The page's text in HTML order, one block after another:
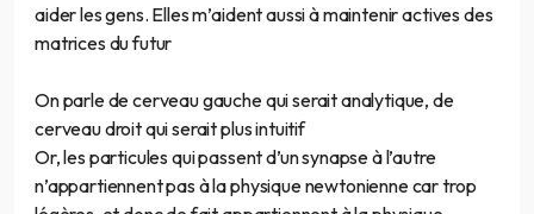
aider les gens. Elles m’aident aussi à maintenir actives des
matrices du futur
On parle de cerveau gauche qui serait analytique, de
cerveau droit qui serait plus intuitif
Or, les particules qui passent d’un synapse à l’autre
n’appartiennent pas à la physique newtonienne car trop